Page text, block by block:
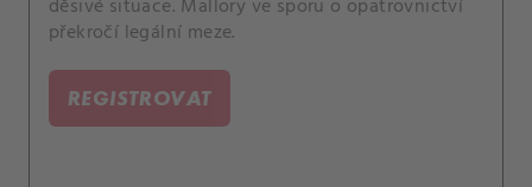
děsivé situace. Mallory ve sporu o opatrovnictví
překročí legální meze.
REGISTROVAT